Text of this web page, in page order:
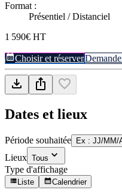
Format :
Présentiel / Distanciel
1 590€ HT
Choisir et réserver
Dates et lieux
Période souhaitée Ex : JJ/MM/
Lieux Tous
Type d'affichage
Liste Calendrier